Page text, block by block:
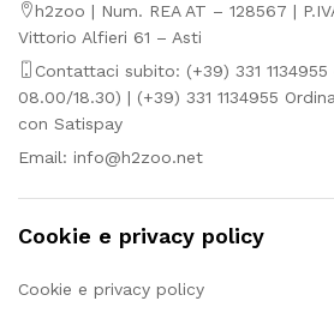
h2zoo | Num. REA AT – 128567 |
Vittorio Alfieri 61 – Asti
Contattaci subito: (+39) 331
08.00/18.30) | (+39) 331 1134955
con Satispay
Email: info@h2zoo.net
Cookie e privacy policy
Cookie e privacy policy